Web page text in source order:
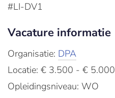
#LI-DV1
Vacature informatie
Organisatie: DPA
Locatie: € 3.500 - € 5.000
Opleidingsniveau: WO